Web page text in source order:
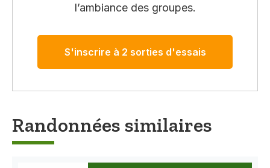
l’ambiance des groupes.
S'inscrire à 2 sorties d'essais
Randonnées similaires